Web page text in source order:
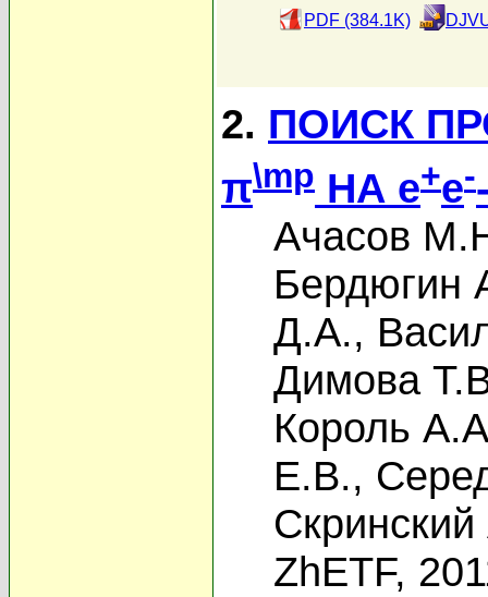
PDF (384.1K)
2. ПОИСК
π\mp НА e+e-
Ачасов
Бердюгин
Д.А.,
Димова
Король
Е.В.,
ZhETF,